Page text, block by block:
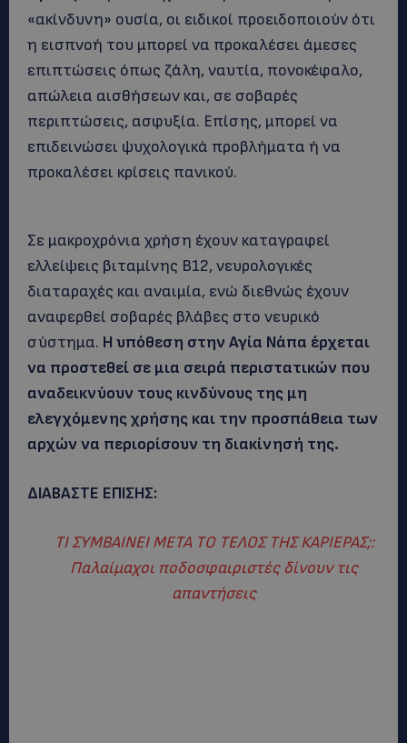
«ακίνδυνη» ουσία, οι ειδικοί προειδοποιούν ότι
η εισπνοή του μπορεί να προκαλέσει άμεσες
επιπτώσεις όπως ζάλη, ναυτία, πονοκέφαλο,
απώλεια αισθήσεων και, σε σοβαρές
περιπτώσεις, ασφυξία. Επίσης, μπορεί να
επιδεινώσει ψυχολογικά προβλήματα ή να
προκαλέσει κρίσεις πανικού.
Σε μακροχρόνια χρήση έχουν καταγραφεί
ελλείψεις βιταμίνης Β12, νευρολογικές
διαταραχές και αναιμία, ενώ διεθνώς έχουν
αναφερθεί σοβαρές βλάβες στο νευρικό
σύστημα. Η υπόθεση στην Αγία Νάπα έρχεται
να προστεθεί σε μια σειρά περιστατικών που
αναδεικνύουν τους κινδύνους της μη
ελεγχόμενης χρήσης και την προσπάθεια των
αρχών να περιορίσουν τη διακίνησή της.
ΔΙΑΒΑΣΤΕ ΕΠΙΣΗΣ:
ΤΙ ΣΥΜΒΑΙΝΕΙ ΜΕΤΑ ΤΟ ΤΕΛΟΣ ΤΗΣ ΚΑΡΙΕΡΑΣ;:
Παλαίμαχοι ποδοσφαιριστές δίνουν τις
απαντήσεις